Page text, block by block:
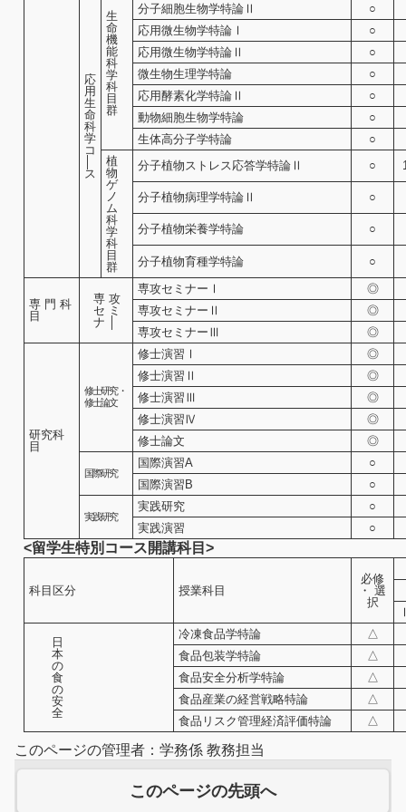
応
用
生
命
科
学
コ
ス
生
命
機
能
科
学
科
目
群
分子細胞生物学特論Ⅱ
○
応用微生物学特論Ⅰ
○
応用微生物学特論Ⅱ
○
微生物生理学特論
○
応用酵素化学特論Ⅱ
○
動物細胞生物学特論
○
生体高分子学特論
○
植
物
ゲ
ノ
ム
科
学
科
目
群
分子植物ストレス応答学特論Ⅱ ○
分子植物病理学特論Ⅱ ○
分子植物栄養学特論 ○
分子植物育種学特論 ○
専 門 科
目
専 攻
セ ミ
ナ │
専攻セミナーⅠ
◎
専攻セミナーⅡ
◎
専攻セミナーⅢ
◎
研究科
目
修士研究 ・
修士論文
修士演習Ⅰ
◎
修士演習Ⅱ
◎
修士演習Ⅲ
◎
修士演習Ⅳ
◎
修士論文
◎
国際研究
国際演習A
○
国際演習B
○
実践研究
実践研究
○
実践演習
○
<留学生特別コース開講科目>
科目区分 授業科目
必修
・ 選
択
日
本
の
食
の
安
全
冷凍食品学特論
△
食品包装学特論
△
食品安全分析学特論
△
食品産業の経営戦略特論
△
食品リスク管理経済評価特論
△
このページの管理者：学務係 教務担当
このページの先頭へ